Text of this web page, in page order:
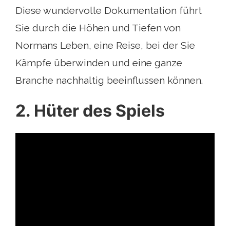
Diese wundervolle Dokumentation führt
Sie durch die Höhen und Tiefen von
Normans Leben, eine Reise, bei der Sie
Kämpfe überwinden und eine ganze
Branche nachhaltig beeinflussen können.
2. Hüter des Spiels